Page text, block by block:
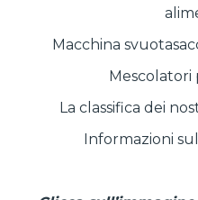
Macchina
Mescolatori
La classifica dei
Informazioni